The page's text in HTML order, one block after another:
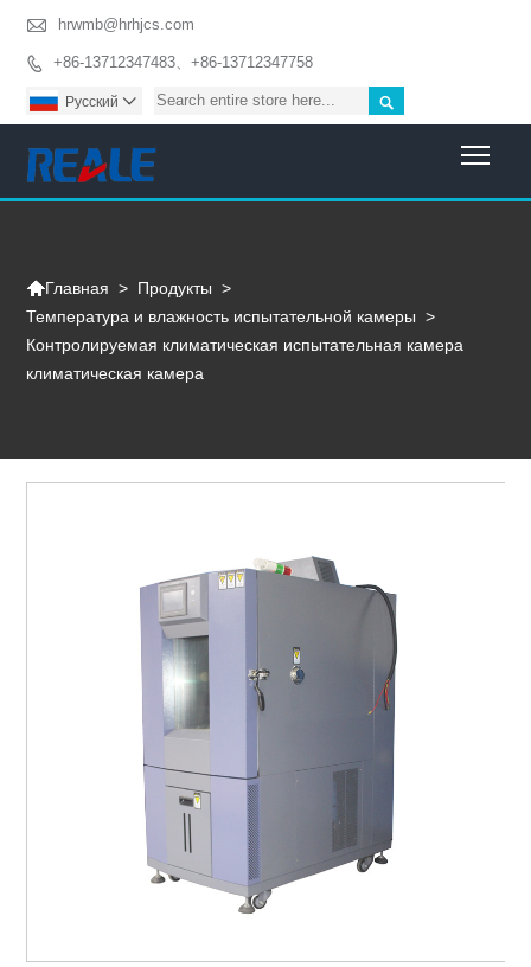
 hrwmb@hrhjcs.com
 +86-13712347483、+86-13712347758

Pусский 
Главная > Продукты >
Температура и влажность испытательной камеры >
Контролируемая климатическая испытательная камера
климатическая камера